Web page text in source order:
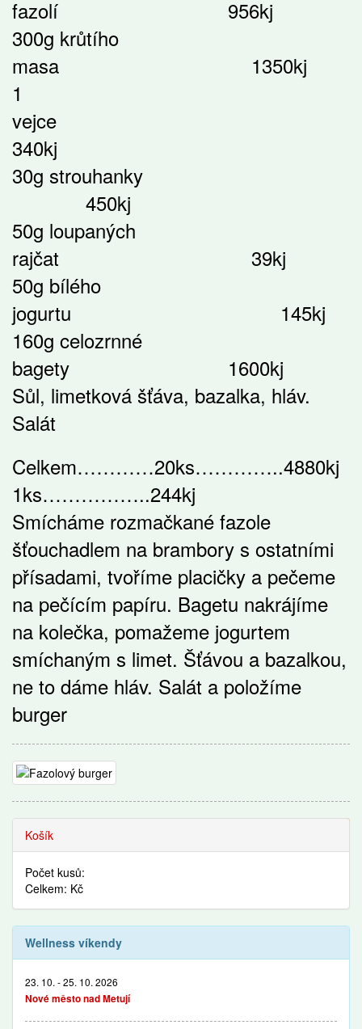
fazolí 956kj
300g krůtího
masa 1350kj
1
vejce
340kj
30g strouhanky
450kj
50g loupaných
rajčat 39kj
50g bílého
jogurtu 145kj
160g celozrnné
bagety 1600kj
Sůl, limetková šťáva, bazalka, hláv.
Salát
Celkem…………20ks…………..4880kj
1ks……………..244kj
Smícháme rozmačkané fazole
šťouchadlem na brambory s ostatními
přísadami, tvoříme placičky a pečeme
na pečícím papíru. Bagetu nakrájíme
na kolečka, pomažeme jogurtem
smíchaným s limet. Šťávou a bazalkou,
ne to dáme hláv. Salát a položíme
burger
Košík
Počet kusů:
Celkem: Kč
Wellness víkendy
23. 10. - 25. 10. 2026
Nové město nad Metují